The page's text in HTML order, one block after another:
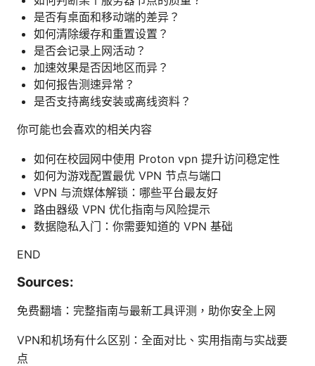
是否有桌面和移动端的差异？
如何清除缓存和重置设置？
是否会记录上网活动？
加速效果是否因地区而异？
如何报告测速异常？
是否支持离线安装或离线资料？
你可能也会喜欢的相关内容
如何在校园网中使用 Proton vpn 提升访问稳定性
如何为游戏配置最优 VPN 节点与端口
VPN 与流媒体解锁：哪些平台最友好
路由器级 VPN 优化指南与风险提示
数据隐私入门：你需要知道的 VPN 基础
END
Sources:
免费翻墙：完整指南与最新工具评测，助你安全上网
VPN和机场有什么区别：全面对比、实用指南与实战要
点